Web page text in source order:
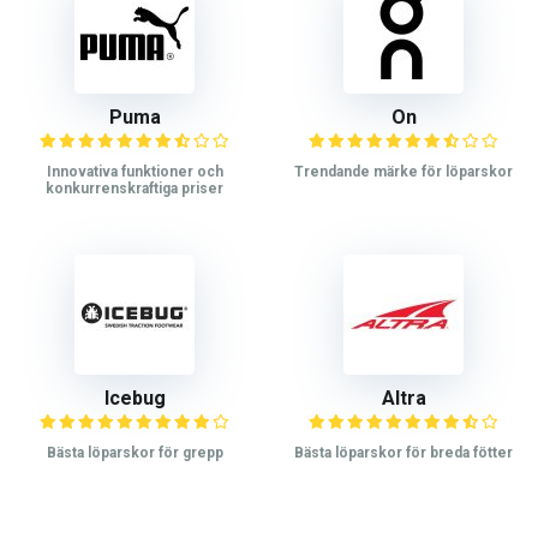
Puma
Innovativa funktioner och
konkurrenskraftiga priser
On
Trendande märke för löparskor
Icebug
Bästa löparskor för grepp
Altra
Bästa löparskor för breda fötter